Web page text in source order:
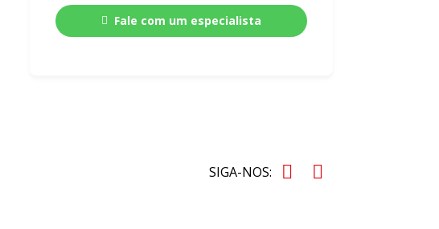
Fale com um especialista
SIGA-NOS: